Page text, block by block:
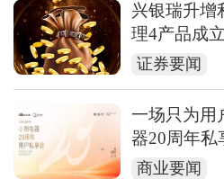
兴银瑞升增
理4产品成
证券要闻
一场只为用
器20周年私
商业要闻